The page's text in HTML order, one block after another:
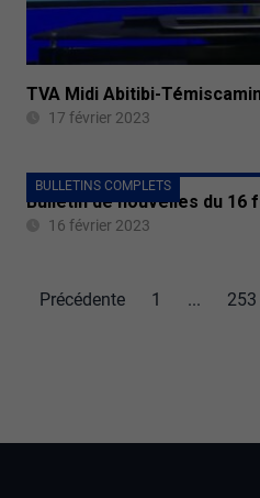
TVA Midi Abitibi-
17 février 2023
BULLETINS COMPLETS
Bulletin de nouvelles du 16
16 février 2023
Précédente 1 ... 253